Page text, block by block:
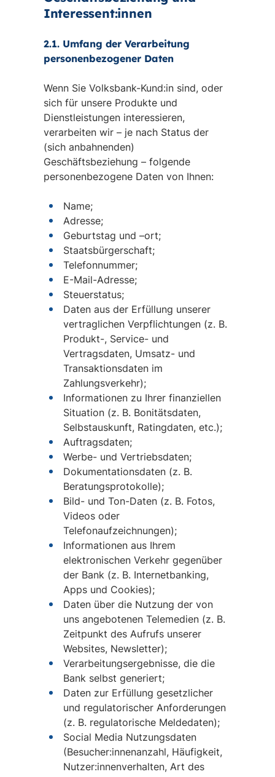
Interessent:innen
2.1. Umfang der Verarbeitung
personenbezogener Daten
Wenn Sie Volksbank-Kund:in sind, oder
sich für unsere Produkte und
Dienstleistungen interessieren,
verarbeiten wir – je nach Status der
(sich anbahnenden)
Geschäftsbeziehung – folgende
personenbezogene Daten von Ihnen:
Name;
Adresse;
Geburtstag und –ort;
Staatsbürgerschaft;
Telefonnummer;
E-Mail-Adresse;
Steuerstatus;
Daten aus der Erfüllung unserer
vertraglichen Verpflichtungen (z. B.
Produkt-, Service- und
Vertragsdaten, Umsatz- und
Transaktionsdaten im
Zahlungsverkehr);
Informationen zu Ihrer finanziellen
Situation (z. B. Bonitätsdaten,
Selbstauskunft, Ratingdaten, etc.);
Auftragsdaten;
Werbe- und Vertriebsdaten;
Dokumentationsdaten (z. B.
Beratungsprotokolle);
Bild- und Ton-Daten (z. B. Fotos,
Videos oder
Telefonaufzeichnungen);
Informationen aus Ihrem
elektronischen Verkehr gegenüber
der Bank (z. B. Internetbanking,
Apps und Cookies);
Daten über die Nutzung der von
uns angebotenen Telemedien (z. B.
Zeitpunkt des Aufrufs unserer
Websites, Newsletter);
Verarbeitungsergebnisse, die die
Bank selbst generiert;
Daten zur Erfüllung gesetzlicher
und regulatorischer Anforderungen
(z. B. regulatorische Meldedaten);
Social Media Nutzungsdaten
(Besucher:innenanzahl, Häufigkeit,
Nutzer:innenverhalten, Art des